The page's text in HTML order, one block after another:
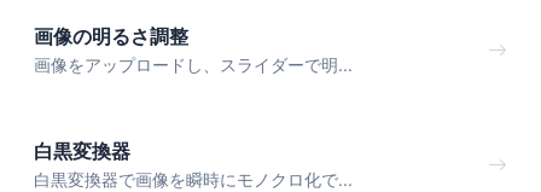
画像の明るさ調整
画像をアップロードし、スライダーで明...
白黒変換器
白黒変換器で画像を瞬時にモノクロ化で...